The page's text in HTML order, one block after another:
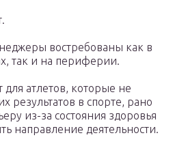
востребованы как в
так и на периферии.
атлетов, которые не
результатов в спорте, рано
из-за состояния здоровья
направление деятельности.